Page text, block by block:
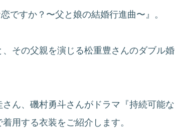
ですか？〜父と娘の結婚行進曲〜』。
その父親を演じる松重豊さんのダブル婚
ん、磯村勇斗さんがドラマ『持続可能な
用する衣装をご紹介します。